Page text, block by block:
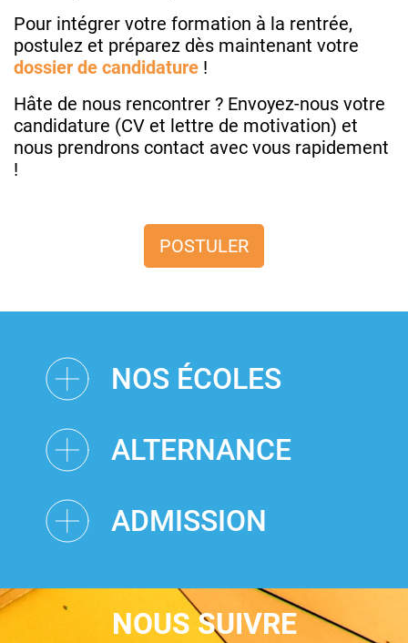
Pour intégrer votre formation à la rentrée,
postulez et préparez dès maintenant votre
dossier de candidature !
Hâte de nous rencontrer ? Envoyez-nous votre
candidature (CV et lettre de motivation) et
nous prendrons contact avec vous rapidement
!
POSTULER
NOS ÉCOLES
ALTERNANCE
ADMISSION
NOUS SUIVRE